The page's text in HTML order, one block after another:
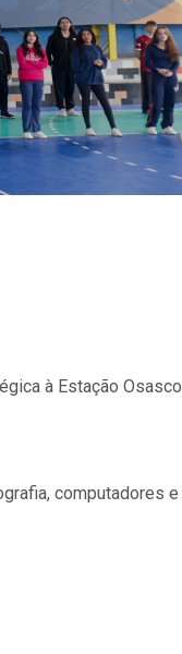
à Estação Osasco
computadores e